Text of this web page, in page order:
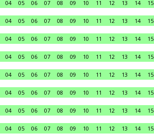
04 05 06 07 08 09 10 11 12 13 14 15
04 05 06 07 08 09 10 11 12 13 14 15
04 05 06 07 08 09 10 11 12 13 14 15
04 05 06 07 08 09 10 11 12 13 14 15
04 05 06 07 08 09 10 11 12 13 14 15
04 05 06 07 08 09 10 11 12 13 14 15
04 05 06 07 08 09 10 11 12 13 14 15
04 05 06 07 08 09 10 11 12 13 14 15